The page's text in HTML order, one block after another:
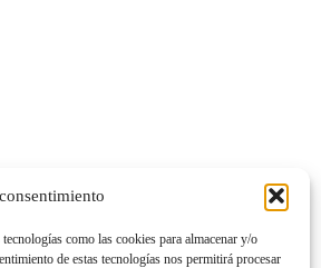
como las cookies para almacenar y/o
de estas tecnologías nos permitirá procesar